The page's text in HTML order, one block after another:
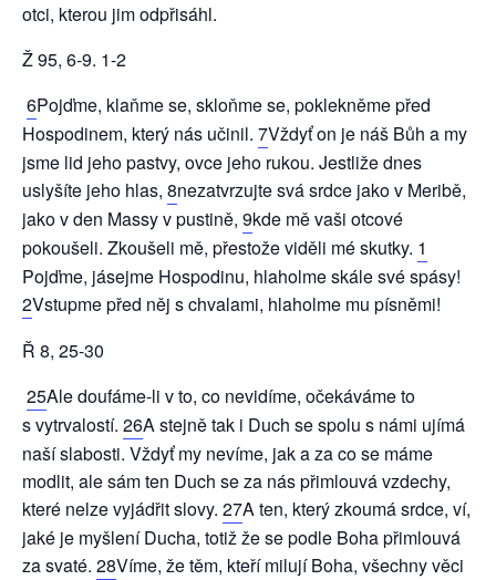
otci, kterou jim odpřisáhl.
Ž 95, 6-9. 1-2
6Pojďme, klaňme se, skloňme se, poklekněme před
Hospodinem, který nás učinil. 7Vždyť on je náš Bůh a my
jsme lid jeho pastvy, ovce jeho rukou. Jestliže dnes
uslyšíte jeho hlas, 8nezatvrzujte svá srdce jako v Meribě,
jako v den Massy v pustině, 9kde mě vaši otcové
pokoušeli. Zkoušeli mě, přestože viděli mé skutky. 1
Pojďme, jásejme Hospodinu, hlaholme skále své spásy!
2Vstupme před něj s chvalami, hlaholme mu písněmi!
Ř 8, 25-30
25Ale doufáme-li v to, co nevidíme, očekáváme to
s vytrvalostí. 26A stejně tak i Duch se spolu s námi ujímá
naší slabosti. Vždyť my nevíme, jak a za co se máme
modlit, ale sám ten Duch se za nás přimlouvá vzdechy,
které nelze vyjádřit slovy. 27A ten, který zkoumá srdce, ví,
jaké je myšlení Ducha, totiž že se podle Boha přimlouvá
za svaté. 28Víme, že těm, kteří milují Boha, všechny věci